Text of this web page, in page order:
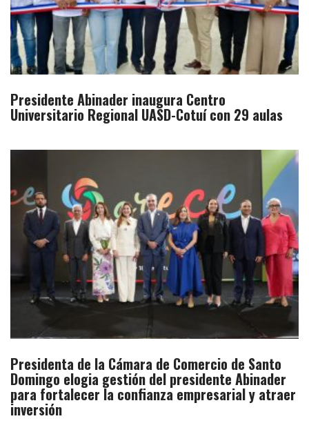
Presidente Abinader inaugura Centro
Universitario Regional UASD-Cotuí con 29 aulas
Presidenta de la Cámara de Comercio de Santo
Domingo elogia gestión del presidente Abinader
para fortalecer la confianza empresarial y atraer
inversión